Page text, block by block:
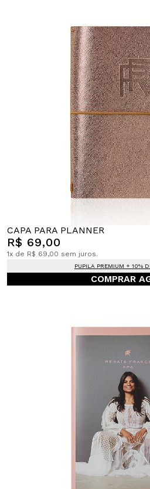
CAPA PARA PLANNER
R$ 69,00
1x de R$ 69,00 sem juros.
PUPILA PREMIUM + 10%
COMPRAR